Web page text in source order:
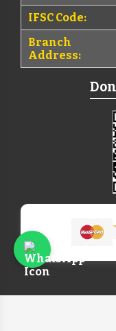
IFSC Code:
Branch
Address: